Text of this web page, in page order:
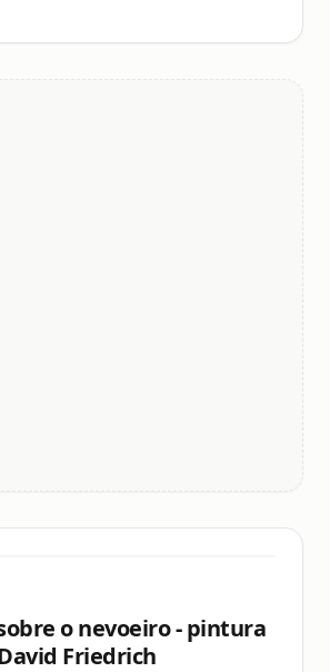
o nevoeiro - pintura
Friedrich